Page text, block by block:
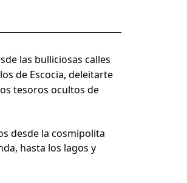
las bulliciosas calles
de Escocia, deleitarte
tesoros ocultos de
desde la cosmipolita
hasta los lagos y